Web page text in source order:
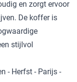
en zorgt ervoor
De koffer is
stijlvol
- Herfst - Parijs -